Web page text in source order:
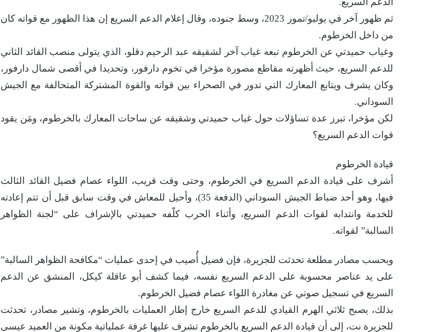
ثم ظهور آخر في يوليو/تموز 2023، وسط جنوده، وقال إعلام الدعم السريع إن هذا الظهور مع قواته كان
من داخل الخرطوم.
وغياب حميدتي عن الخرطوم تبعه غياب آخر لشقيقه عبد الرحيم دقلو، الذي يتولى منصب القائد الثاني
للدعم السريع، حيث أظهرته مقاطع مصورة مؤخرا في تخوم دارفور، وتحديدا في أقصى شمال دارفور،
وكان يشرف ويتابع المعارك التي تدور في الصحراء بين قواته والقوة المشتركة المتحالفة مع الجيش
السوداني.
لكن مؤخرا، تبرز عدة تساؤلات حول غياب حميدتي وشقيقه عن ساحات المعارك بالخرطوم، ومَن يقود
قوات الدعم السريع؟
قيادة الخرطوم
أشرف على قيادة الدعم السريع في الخرطوم، وحتى وقت قريب، اللواء عصام فضيل القائد الثالث
فيها، وهو أحد ضباط الجيش السوداني (الدفعة 35)، وأحيل للمعاش في وقت سابق قبل أن تتم إعادته
للخدمة وانتدابه لقوات الدعم السريع، وأثناء الحرب كلّفه حميدتي بالإشراف على “لجنة الظواهر
السالبة” لقواته.
وبحسب مصادر مطلعة تحدثت للجزيرة، فإن فضيل أُصيب في إحدى عمليات “مكافحة الظواهر السالبة”
على يد عناصر محسوبة على الدعم السريع نفسه، فيما كشف أبو عاقلة كيكل، المنشق عن الدعم
السريع في تسجيل صوتي عن مغادرة اللواء عصام فضيل الخرطوم.
بذلك، يصبح ثلاثي الهرم القيادي للدعم السريع خارج إطار العمليات بالخرطوم، وتشير مصادر، تحدثت
للجزيرة نت، إلى أن قيادة الدعم السريع بالخرطوم تشرف عليها غرفة عملياتية مكونة من العميد عيسى